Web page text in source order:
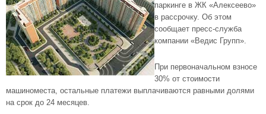
паркинге в ЖК «Алексеево»
в рассрочку. Об этом
сообщает пресс-служба
компании «Ведис Групп».
При первоначальном взносе
30% от стоимости
машиноместа, остальные платежи выплачиваются равными долями
на срок до 24 месяцев.